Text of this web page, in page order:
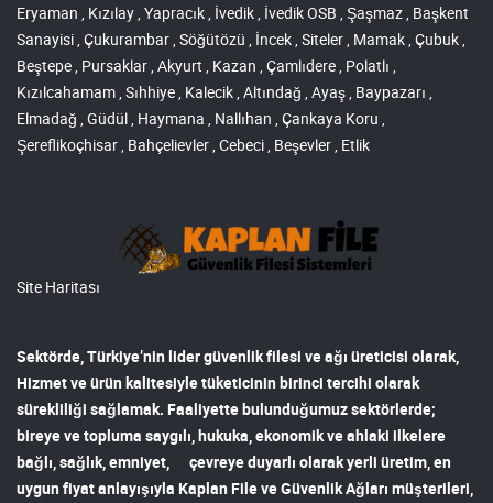
Eryaman , Kızılay , Yapracık , İvedik , İvedik OSB , Şaşmaz , Başkent
Sanayisi , Çukurambar , Söğütözü , İncek , Siteler , Mamak , Çubuk ,
Beştepe , Pursaklar , Akyurt , Kazan , Çamlıdere , Polatlı ,
Kızılcahamam , Sıhhiye , Kalecik , Altındağ , Ayaş , Baypazarı ,
Elmadağ , Güdül , Haymana , Nallıhan , Çankaya Koru ,
Şereflikoçhisar , Bahçelievler , Cebeci , Beşevler , Etlik
Site Haritası
Sektörde, Türkiye’nin lidergüvenlik filesi ve ağı üreticisi olarak,
Hizmet ve ürün kalitesiyle tüketicinin birinci tercihi olarak
sürekliliği sağlamak. Faaliyette bulunduğumuz sektörlerde;
bireye ve topluma saygılı, hukuka, ekonomik ve ahlaki ilkelere
bağlı, sağlık, emniyet, çevreye duyarlı olarak yerli üretim, en
uygun fiyat anlayışıyla Kaplan File ve Güvenlik Ağları müşterileri,